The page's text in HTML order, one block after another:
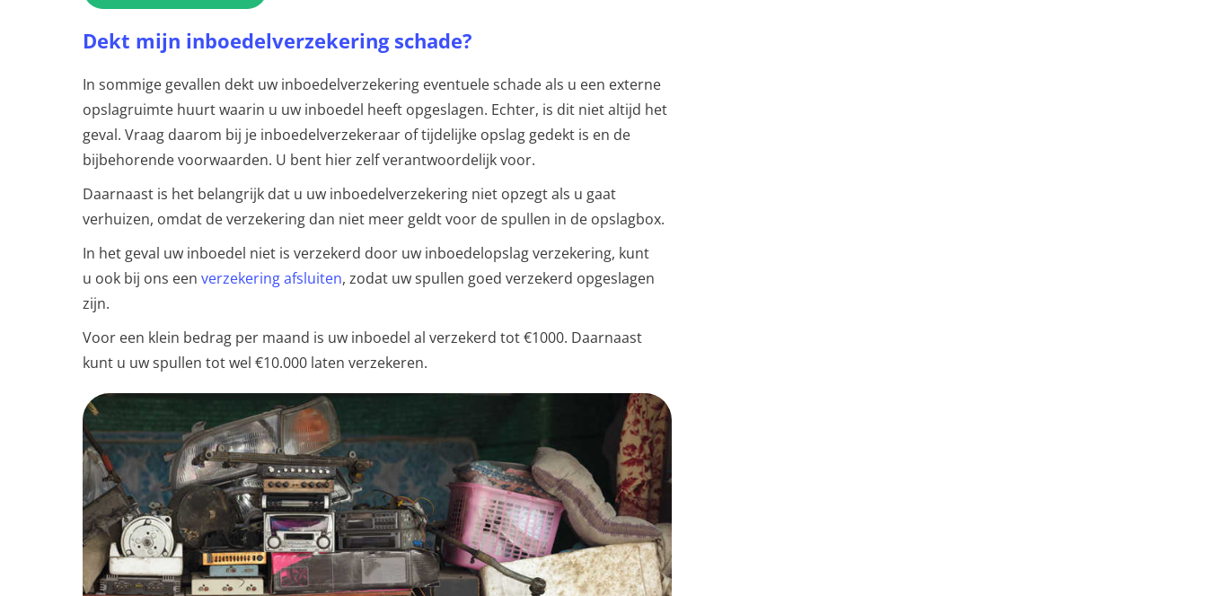
Dekt mijn inboedelverzekering schade?
In sommige gevallen dekt uw inboedelverzekering eventuele schade als u een externe
opslagruimte huurt waarin u uw inboedel heeft opgeslagen. Echter, is dit niet altijd het
geval. Vraag daarom bij je inboedelverzekeraar of tijdelijke opslag gedekt is en de
bijbehorende voorwaarden. U bent hier zelf verantwoordelijk voor.
Daarnaast is het belangrijk dat u uw inboedelverzekering niet opzegt als u gaat
verhuizen, omdat de verzekering dan niet meer geldt voor de spullen in de opslagbox.
In het geval uw inboedel niet is verzekerd door uw inboedelopslag verzekering, kunt
u ook bij ons een verzekering afsluiten, zodat uw spullen goed verzekerd opgeslagen
zijn.
Voor een klein bedrag per maand is uw inboedel al verzekerd tot €1000. Daarnaast
kunt u uw spullen tot wel €10.000 laten verzekeren.